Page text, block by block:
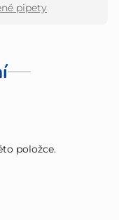
pipety
položce.